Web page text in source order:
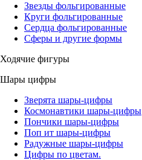
Звезды фольгированные
Круги фольгированные
Сердца фольгированные
Сферы и другие формы
Ходячие фигуры
Шары цифры
Зверята шары-цифры
Космонавтики шары-цифры
Пончики шары-цифры
Поп ит шары-цифры
Радужные шары-цифры
Цифры по цветам.